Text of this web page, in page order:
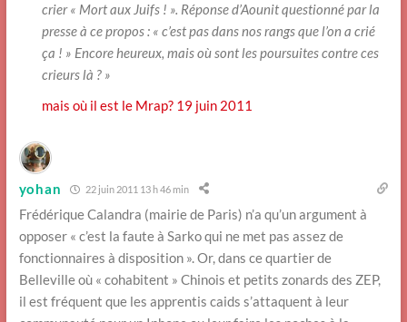
crier « Mort aux Juifs ! ». Réponse d’Aounit questionné par la
presse à ce propos : « c’est pas dans nos rangs que l’on a crié
ça ! » Encore heureux, mais où sont les poursuites contre ces
crieurs là ? »
mais où il est le Mrap? 19 juin 2011
yohan 22 juin 2011 13 h 46 min
Frédérique Calandra (mairie de Paris) n’a qu’un argument à
opposer « c’est la faute à Sarko qui ne met pas assez de
fonctionnaires à disposition ». Or, dans ce quartier de
Belleville où « cohabitent » Chinois et petits zonards des ZEP,
il est fréquent que les apprentis caids s’attaquent à leur